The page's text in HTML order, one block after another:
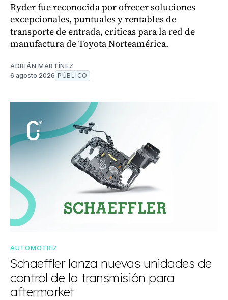
Ryder fue reconocida por ofrecer soluciones
excepcionales, puntuales y rentables de
transporte de entrada, críticas para la red de
manufactura de Toyota Norteamérica.
ADRIÁN MARTÍNEZ
6 agosto 2026 PÚBLICO
AUTOMOTRIZ
Schaeffler lanza nuevas unidades de
control de la transmisión para
aftermarket